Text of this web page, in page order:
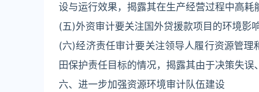
设与运行效果，揭露其在生产经营过程中高耗
(五)外资审计要关注国外贷援款项目的环境影
(六)经济责任审计要关注领导人履行资源管
田保护责任目标的情况，揭露其由于决策失误
六、进一步加强资源环境审计队伍建设